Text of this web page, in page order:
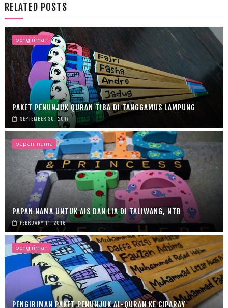
RELATED POSTS
pengiriman
PAKET PENUNJUK QURAN TIBA DI TANGGAMUS LAMPUNG
SEPTEMBER 30, 2017
papan-nama
PAPAN NAMA UNTUK AIS DAN LIA DI TALIWANG, NTB
FEBRUARY 11, 2016
pengiriman
PENGIRIMAN PAKET PENUNJUK AL-QURAN KE CIPARAY